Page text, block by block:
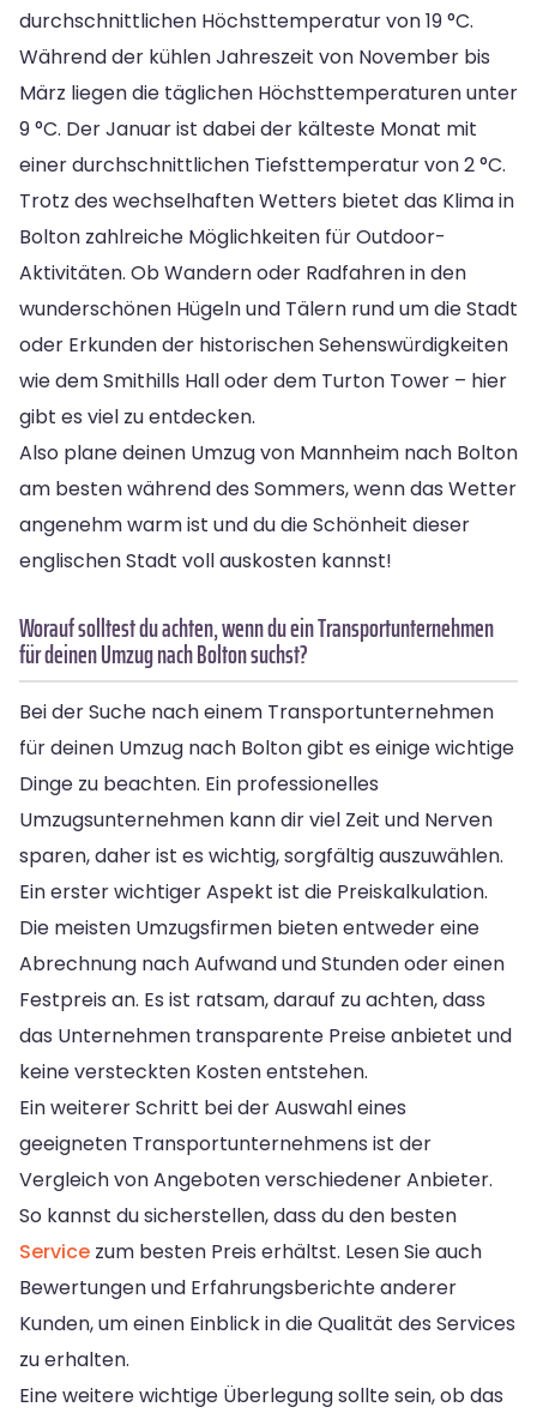
durchschnittlichen Höchsttemperatur von 19 °C.
Während der kühlen Jahreszeit von November bis
März liegen die täglichen Höchsttemperaturen unter
9 °C. Der Januar ist dabei der kälteste Monat mit
einer durchschnittlichen Tiefsttemperatur von 2 °C.
Trotz des wechselhaften Wetters bietet das Klima in
Bolton zahlreiche Möglichkeiten für Outdoor-
Aktivitäten. Ob Wandern oder Radfahren in den
wunderschönen Hügeln und Tälern rund um die Stadt
oder Erkunden der historischen Sehenswürdigkeiten
wie dem Smithills Hall oder dem Turton Tower – hier
gibt es viel zu entdecken.
Also plane deinen Umzug von Mannheim nach Bolton
am besten während des Sommers, wenn das Wetter
angenehm warm ist und du die Schönheit dieser
englischen Stadt voll auskosten kannst!
Worauf solltest du achten, wenn du ein Transportunternehmen
für deinen Umzug nach Bolton suchst?
Bei der Suche nach einem Transportunternehmen
für deinen Umzug nach Bolton gibt es einige wichtige
Dinge zu beachten. Ein professionelles
Umzugsunternehmen kann dir viel Zeit und Nerven
sparen, daher ist es wichtig, sorgfältig auszuwählen.
Ein erster wichtiger Aspekt ist die Preiskalkulation.
Die meisten Umzugsfirmen bieten entweder eine
Abrechnung nach Aufwand und Stunden oder einen
Festpreis an. Es ist ratsam, darauf zu achten, dass
das Unternehmen transparente Preise anbietet und
keine versteckten Kosten entstehen.
Ein weiterer Schritt bei der Auswahl eines
geeigneten Transportunternehmens ist der
Vergleich von Angeboten verschiedener Anbieter.
So kannst du sicherstellen, dass du den besten
Service zum besten Preis erhältst. Lesen Sie auch
Bewertungen und Erfahrungsberichte anderer
Kunden, um einen Einblick in die Qualität des Services
zu erhalten.
Eine weitere wichtige Überlegung sollte sein, ob das